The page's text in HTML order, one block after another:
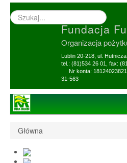
Wyszukiwarka
–
Fundacja
Organizacja
Lublin 20-218, ul.
tel.: (81)534 26 01, fax:
Nr konta:
31-563
1,5% i darowizny
Główna